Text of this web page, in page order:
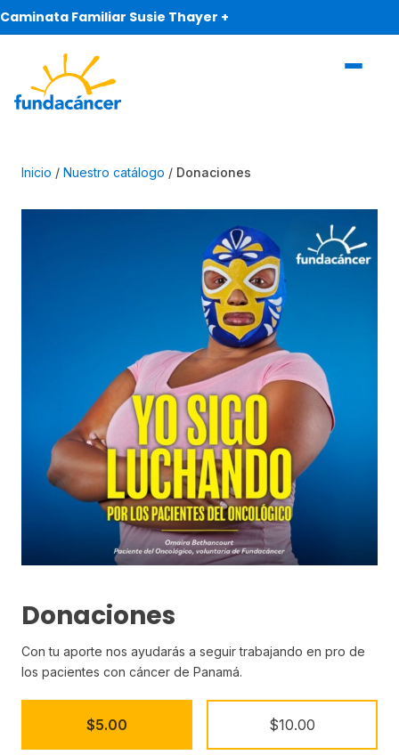
Caminata Familiar Susie Thayer +
Inicio Nuestro catálogo Donaciones
Donaciones
Con tu aporte nos ayudarás a seguir trabajando en pro de
los pacientes con cáncer de Panamá.
$5.00 $10.00